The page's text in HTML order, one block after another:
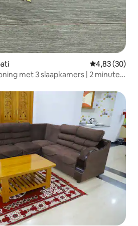
Gemiddelde
4,83 (30)
met 3 slaapkamers | 2 minuten